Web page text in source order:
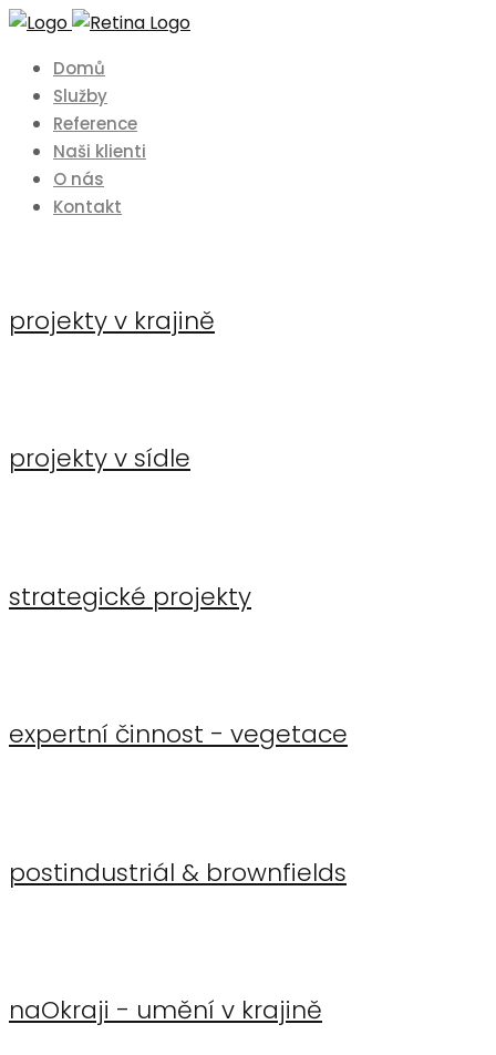
Domů
Služby
Reference
Naši klienti
O nás
Kontakt
projekty v krajině
projekty v sídle
strategické projekty
expertní činnost - vegetace
postindustriál & brownfields
naOkraji - umění v krajině